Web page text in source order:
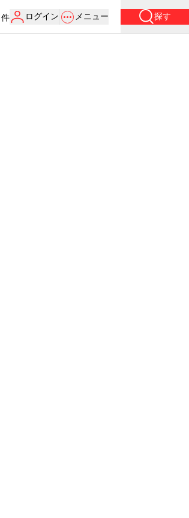
件 ログイン メニュー 探す